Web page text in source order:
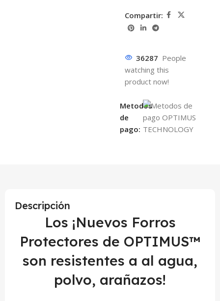
Compartir:
36287 People
watching this
product now!
Metodos
de
pago:
Descripción
Los ¡Nuevos Forros
Protectores de OPTIMUS™
son resistentes a al agua,
polvo, arañazos!